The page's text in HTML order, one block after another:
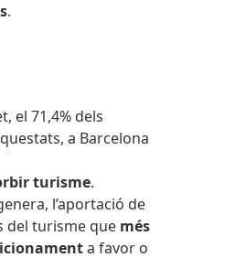
.
el 71,4% dels
a Barcelona
turisme.
l’aportació de
del turisme que més
a favor o